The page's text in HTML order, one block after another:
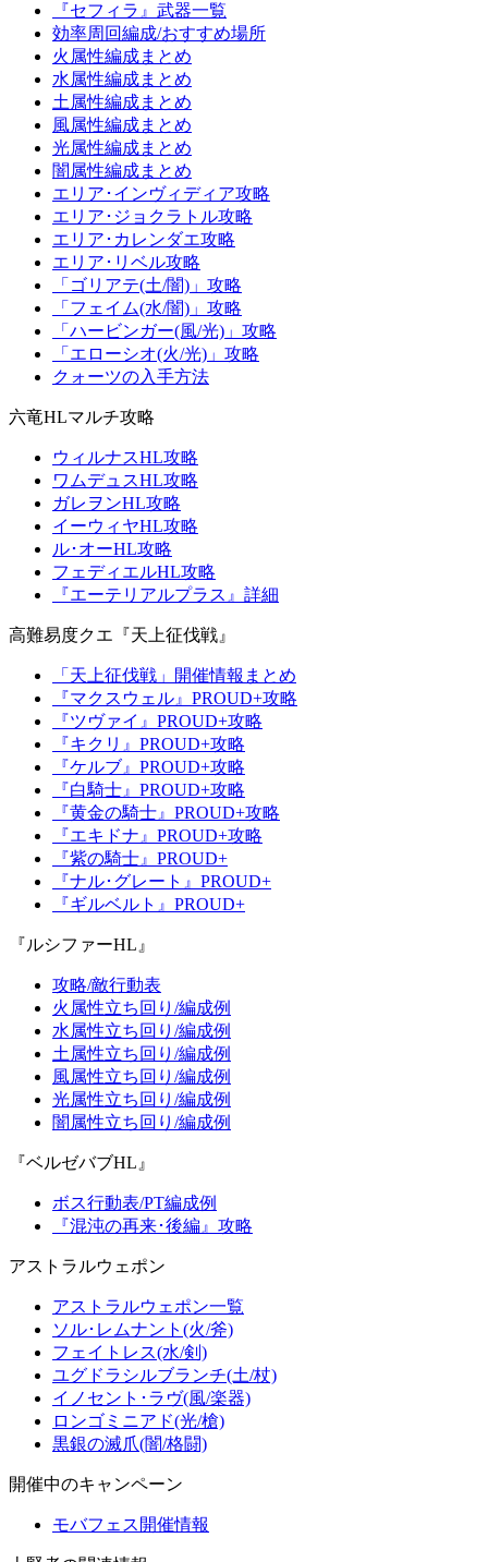
『セフィラ』武器一覧
効率周回編成/おすすめ場所
火属性編成まとめ
水属性編成まとめ
土属性編成まとめ
風属性編成まとめ
光属性編成まとめ
闇属性編成まとめ
エリア･インヴィディア攻略
エリア･ジョクラトル攻略
エリア･カレンダエ攻略
エリア･リベル攻略
「ゴリアテ(土/闇)」攻略
「フェイム(水/闇)」攻略
「ハービンガー(風/光)」攻略
「エローシオ(火/光)」攻略
クォーツの入手方法
六竜HLマルチ攻略
ウィルナスHL攻略
ワムデュスHL攻略
ガレヲンHL攻略
イーウィヤHL攻略
ル･オーHL攻略
フェディエルHL攻略
『エーテリアルプラス』詳細
高難易度クエ『天上征伐戦』
「天上征伐戦」開催情報まとめ
『マクスウェル』PROUD+攻略
『ツヴァイ』PROUD+攻略
『キクリ』PROUD+攻略
『ケルブ』PROUD+攻略
『白騎士』PROUD+攻略
『黄金の騎士』PROUD+攻略
『エキドナ』PROUD+攻略
『紫の騎士』PROUD+
『ナル･グレート』PROUD+
『ギルベルト』PROUD+
『ルシファーHL』
攻略/敵行動表
火属性立ち回り/編成例
水属性立ち回り/編成例
土属性立ち回り/編成例
風属性立ち回り/編成例
光属性立ち回り/編成例
闇属性立ち回り/編成例
『ベルゼバブHL』
ボス行動表/PT編成例
『混沌の再来･後編』攻略
アストラルウェポン
アストラルウェポン一覧
ソル･レムナント(火/斧)
フェイトレス(水/剣)
ユグドラシルブランチ(土/杖)
イノセント･ラヴ(風/楽器)
ロンゴミニアド(光/槍)
黒銀の滅爪(闇/格闘)
開催中のキャンペーン
モバフェス開催情報